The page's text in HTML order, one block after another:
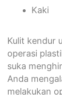
Kaki
Kulit kendur
operasi
suka
Anda
melakukan